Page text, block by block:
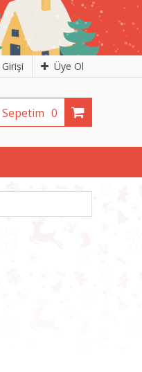
Üye Ol
Sepetim 0